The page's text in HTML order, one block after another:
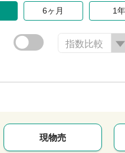
6ヶ月 1年
指数比較
現物売